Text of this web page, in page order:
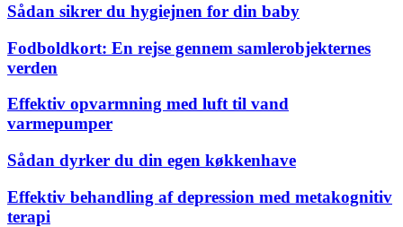
Sådan sikrer du hygiejnen for din baby
Fodboldkort: En rejse gennem samlerobjekternes
verden
Effektiv opvarmning med luft til vand
varmepumper
Sådan dyrker du din egen køkkenhave
Effektiv behandling af depression med metakognitiv
terapi